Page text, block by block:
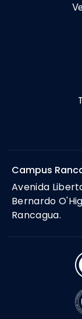
Campus
Avenida
Bernardo
Rancagua.